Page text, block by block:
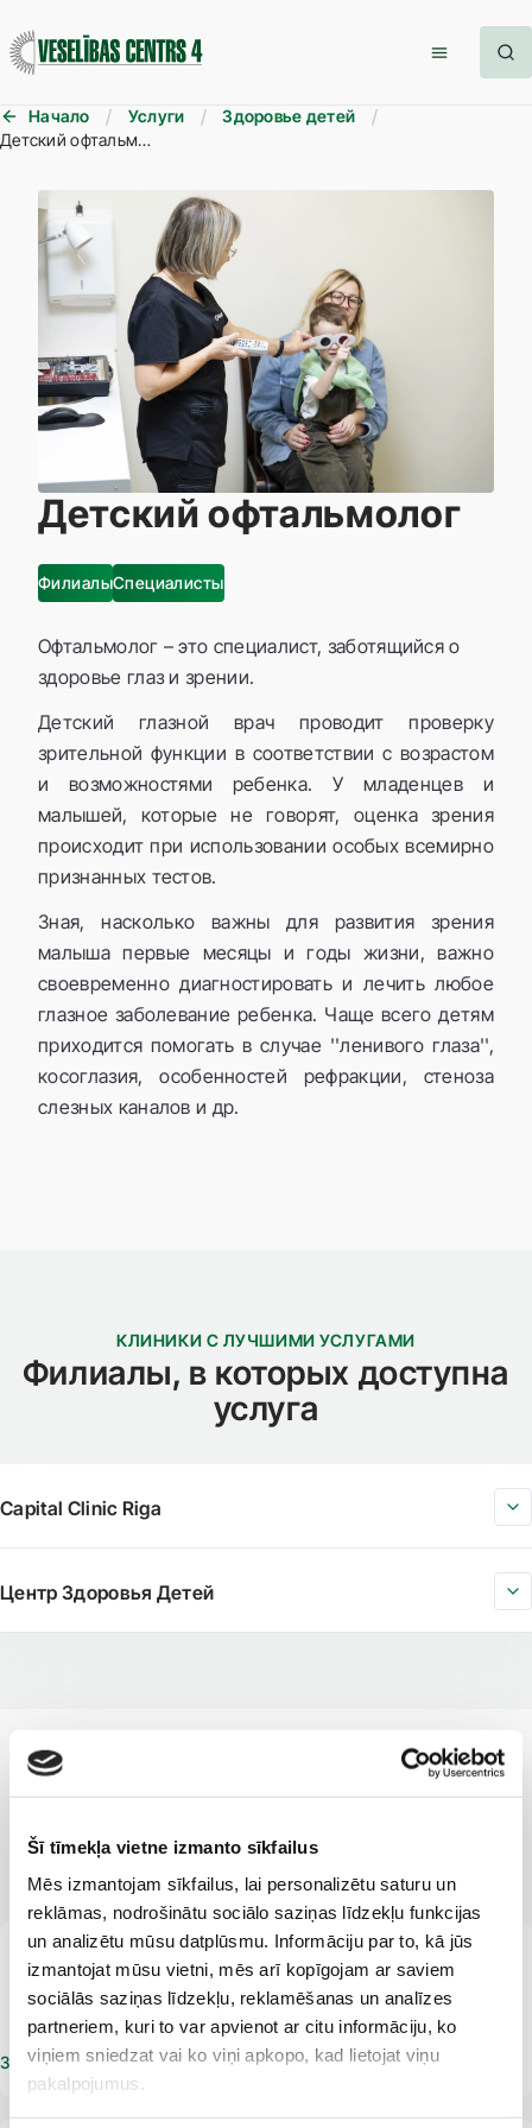
Šī tīmekļa vietne izmanto sīkfailus
Mēs izmantojam sīkfailus, lai personalizētu saturu un
reklāmas, nodrošinātu sociālo saziņas līdzekļu funkcijas
un analizētu mūsu datplūsmu. Informāciju par to, kā jūs
izmantojat mūsu vietni, mēs arī kopīgojam ar saviem
sociālās saziņas līdzekļu, reklamēšanas un analīzes
partneriem, kuri to var apvienot ar citu informāciju, ko
viņiem sniedzat vai ko viņi apkopo, kad lietojat viņu
pakalpojumus.
Начало Услуги
Здоровье детей
Детский офтальмолог
Детский офтальмолог
ФилиалыСпециалисты
Офтальмолог – это специалист, заботящийся о
здоровье глаз и зрении.
Детский глазной врач проводит проверку
зрительной функции в соответствии с возрастом
и возможностями ребенка. У младенцев и
малышей, которые не говорят, оценка зрения
происходит при использовании особых всемирно
признанных тестов.
Зная, насколько важны для развития зрения
малыша первые месяцы и годы жизни, важно
своевременно диагностировать и лечить любое
глазное заболевание ребенка. Чаще всего детям
приходится помогать в случае ''ленивого глаза'',
косоглазия, особенностей рефракции, стеноза
слезных каналов и др.
КЛИНИКИ С ЛУЧШИМИ УСЛУГАМИ
Филиалы, в которых доступна
услуга
Capital Clinic Riga
Центр Здоровья Детей
СПЕЦИАЛИСТЫ
Профессиональные и
квалифицированные
Солвеига Залите
Офтальмолог
Записаться на прием